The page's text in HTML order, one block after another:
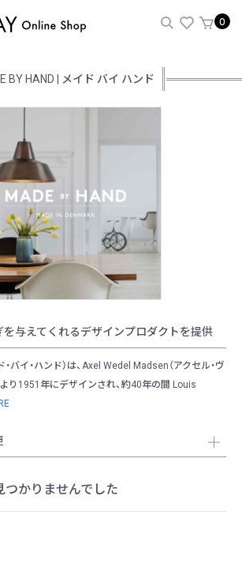
0
BY HAND | メイド バイ ハンド
を与えてくれるデザインプロダクトを提供
・バイ・ハンド）は、Axel Wedel Madsen（アクセル・ヴ
より1951年にデザインされ、約40年の間 Louis
つかりませんでした